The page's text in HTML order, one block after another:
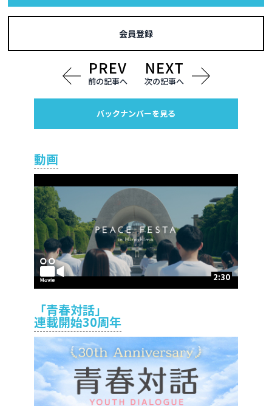
会員登録
前の記事へ 次の記事へ
バックナンバーを見る
動画
2:30
「青春対話」
連載開始30周年